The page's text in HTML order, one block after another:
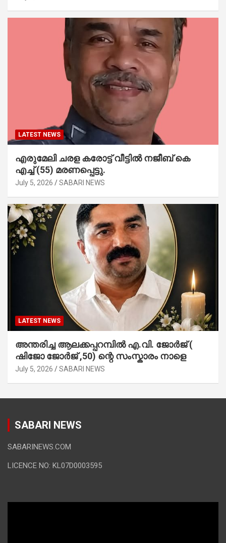
LATEST NEWS
എരുമേലി ചരള കരോട്ട് വീട്ടിൽ നജീബ് കെ
എച്ച് (55) മരണപ്പെട്ടു.
July 5, 2026 SABARI NEWS
LATEST NEWS
അന്തരിച്ച ആ​ല​ക്ക​പ്പ​റമ്പിൽ​ എ.​വി. ജോ​ർ​ജ് (
ഷിജോ ജോർജ് ,50) ന്റെ സംസ്കാരം നാളെ
July 5, 2026 SABARI NEWS
SABARI NEWS
SABARINEWS.COM
LICENCE NO: KL07D0003595